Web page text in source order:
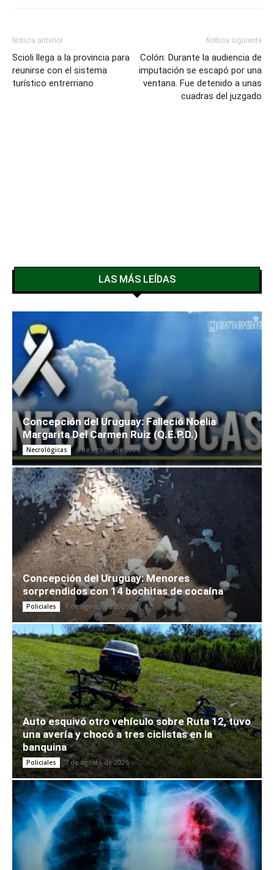
Noticia anterior
Scioli llega a la provincia para
reunirse con el sistema
turístico entrerriano
Noticia siguiente
Colón: Durante la audiencia de
imputación se escapó por una
ventana. Fue detenido a unas
cuadras del juzgado
LAS MÁS LEÍDAS
Concepción del Uruguay: Falleció Noelia
Margarita Del Carmen Ruiz (Q.E.P.D.)
Necrológicas 6 de agosto de 2026
Concepción del Uruguay: Menores
sorprendidos con 14 bochitas de cocaína
Policiales 7 de agosto de 2026
Auto esquivó otro vehículo sobre Ruta 12, tuvo
una avería y chocó a tres ciclistas en la
banquina
Policiales 7 de agosto de 2026